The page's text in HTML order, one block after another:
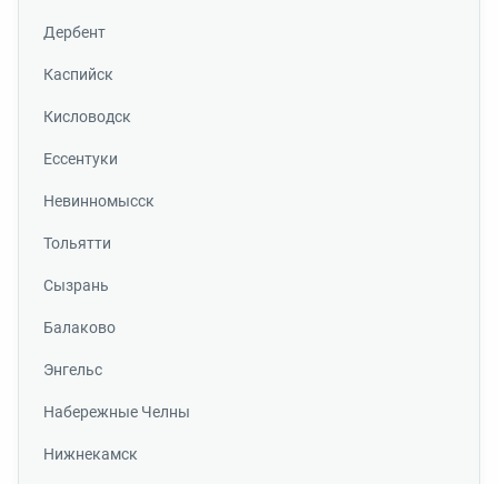
Дербент
Каспийск
Кисловодск
Ессентуки
Невинномысск
Тольятти
Сызрань
Балаково
Энгельс
Набережные Челны
Нижнекамск